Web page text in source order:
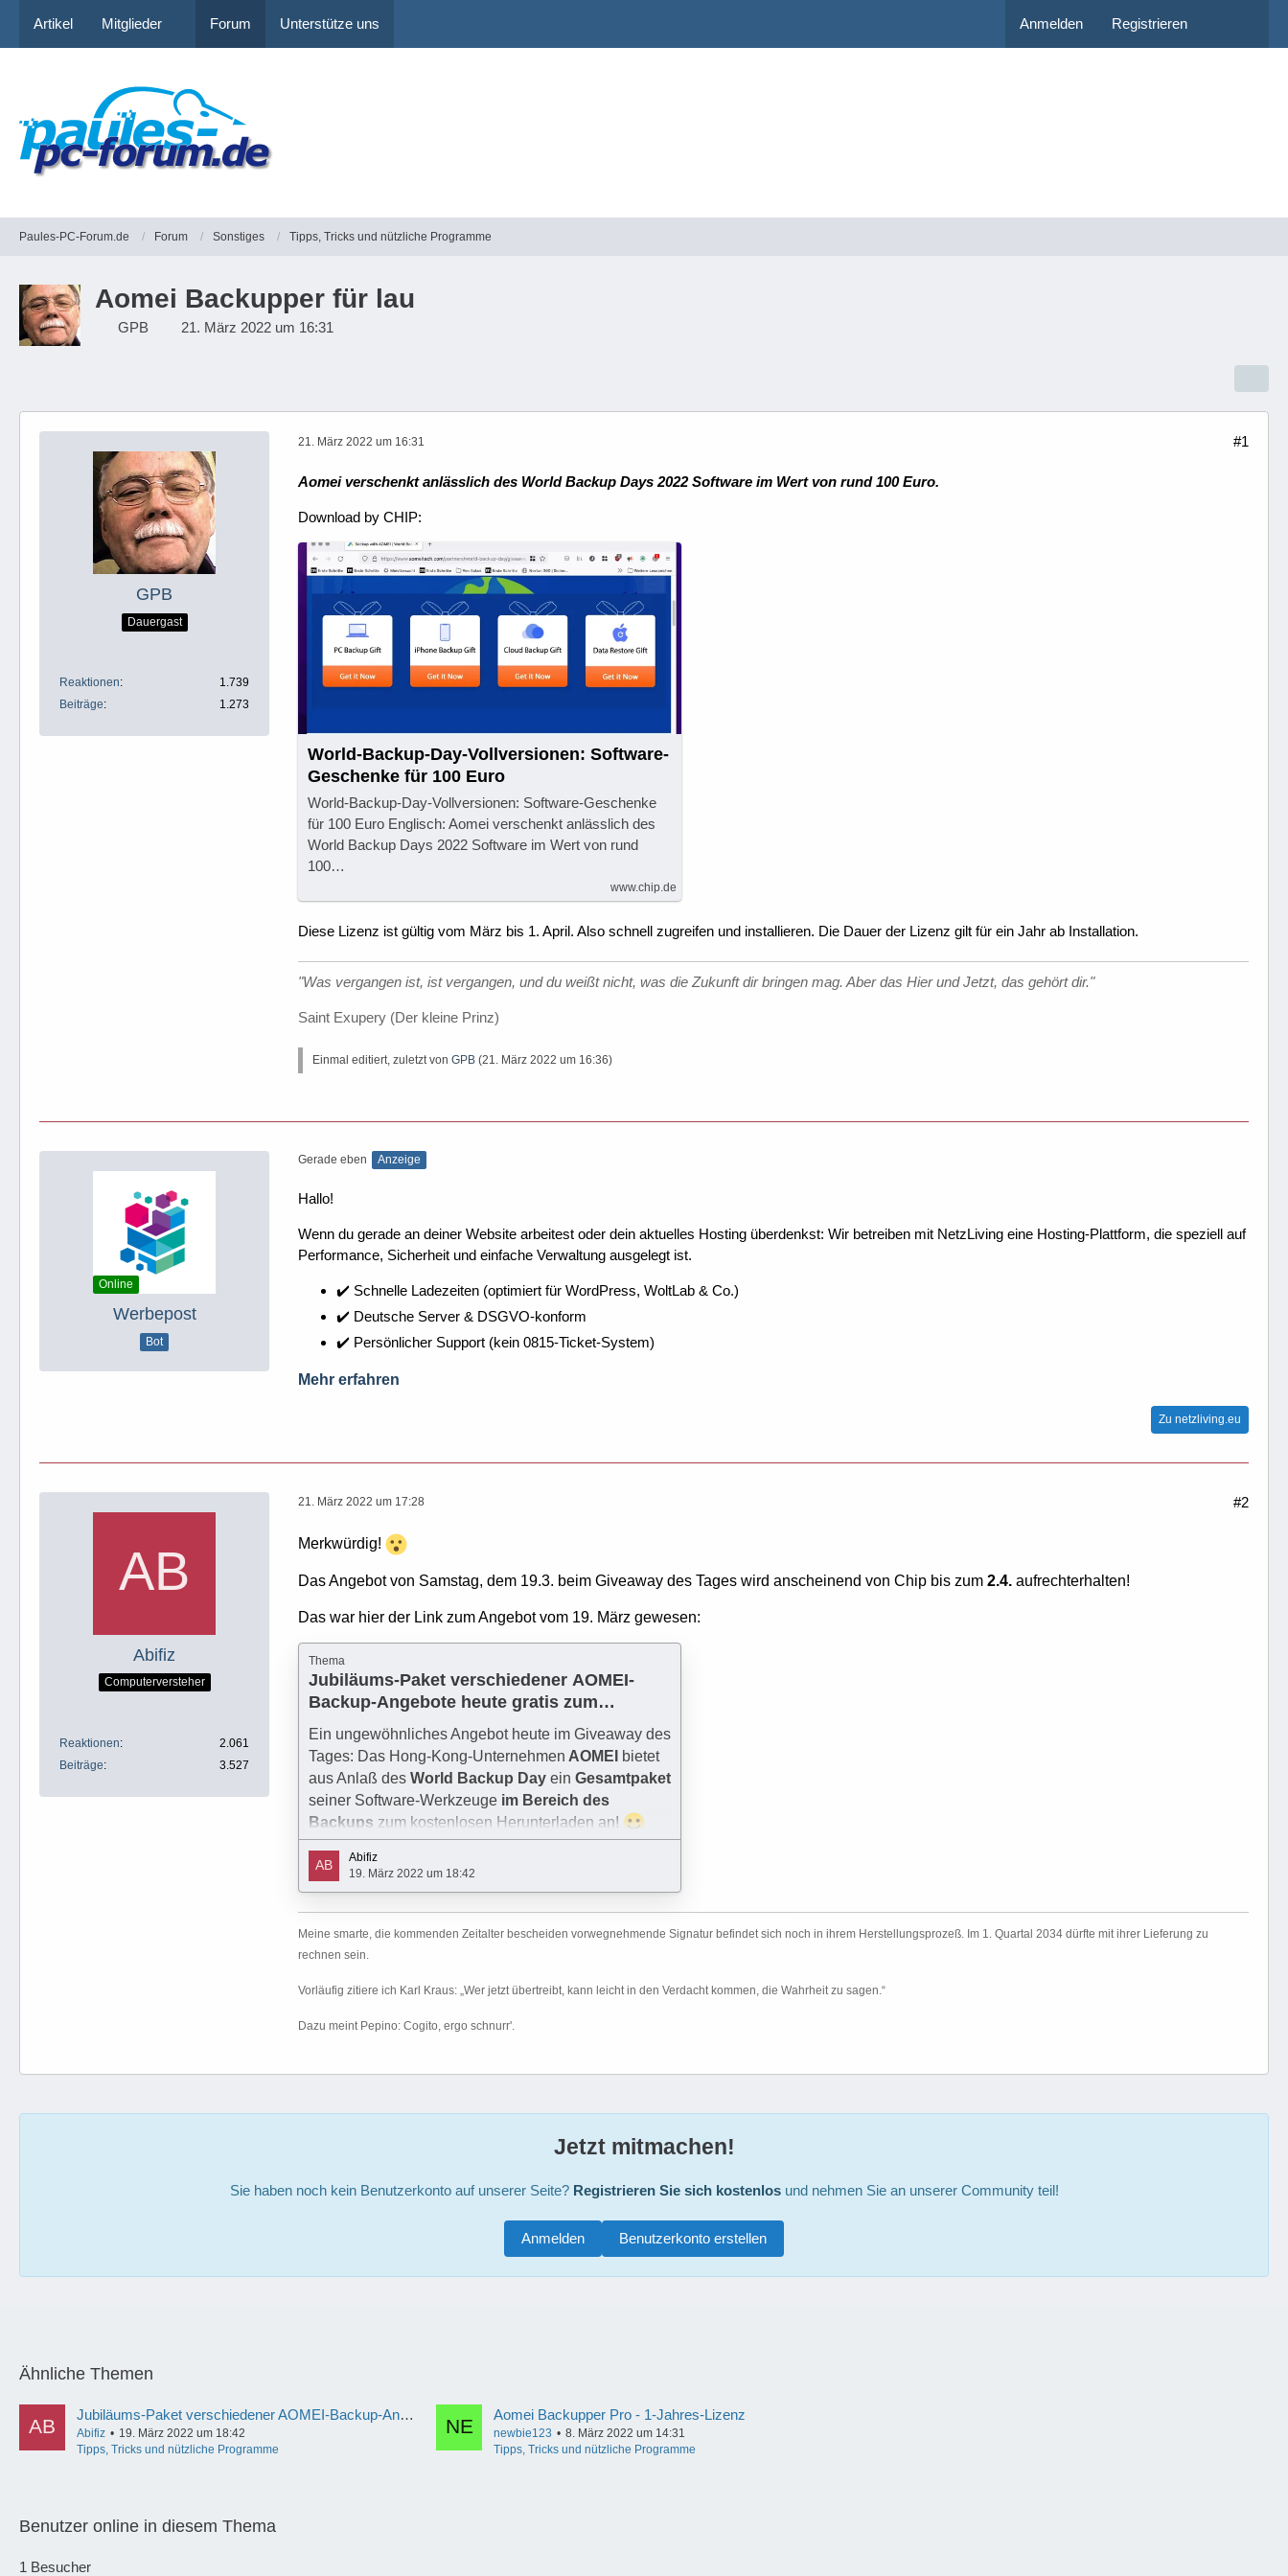
Artikel Mitglieder Forum Unterstütze uns Anmelden Registrieren
Paules-PC-Forum.de Forum Sonstiges Tipps, Tricks und nützliche Programme
Aomei Backupper für lau
GPB 21. März 2022 um 16:31
GPB
Dauergast
Reaktionen
1.739
Beiträge
1.273
21. März 2022 um 16:31 #1
Aomei verschenkt anlässlich des World Backup Days 2022 Software im Wert von rund 100 Euro.
Download by CHIP:
World-Backup-Day-Vollversionen: Software-
Geschenke für 100 Euro
World-Backup-Day-Vollversionen: Software-Geschenke
für 100 Euro Englisch: Aomei verschenkt anlässlich des
World Backup Days 2022 Software im Wert von rund
100…
www.chip.de
Diese Lizenz ist gültig vom März bis 1. April. Also schnell zugreifen und installieren. Die Dauer der Lizenz gilt für ein Jahr ab Installation.
"Was vergangen ist, ist vergangen, und du weißt nicht, was die Zukunft dir bringen mag. Aber das Hier und Jetzt, das gehört dir."
Saint Exupery (Der kleine Prinz)
Einmal editiert, zuletzt von GPB (21. März 2022 um 16:36)
Online
Werbepost
Bot
Gerade eben Anzeige
Hallo!
Wenn du gerade an deiner Website arbeitest oder dein aktuelles Hosting überdenkst: Wir betreiben mit NetzLiving eine Hosting-Plattform, die speziell auf
Performance, Sicherheit und einfache Verwaltung ausgelegt ist.
✔️ Schnelle Ladezeiten (optimiert für WordPress, WoltLab & Co.)
✔️ Deutsche Server & DSGVO-konform
✔️ Persönlicher Support (kein 0815-Ticket-System)
Mehr erfahren
Zu netzliving.eu
Abifiz
Computerversteher
Reaktionen
2.061
Beiträge
3.527
21. März 2022 um 17:28 #2
Merkwürdig!
Das Angebot von Samstag, dem 19.3. beim Giveaway des Tages wird anscheinend von Chip bis zum 2.4. aufrechterhalten!
Das war hier der Link zum Angebot vom 19. März gewesen:
Thema
Jubiläums-Paket verschiedener AOMEI-
Backup-Angebote heute gratis zum
Herunterladen!
Ein ungewöhnliches Angebot heute im Giveaway des
Tages: Das Hong-Kong-Unternehmen AOMEI
bietet
aus Anlaß des World Backup Day ein Gesamtpaket
seiner Software-Werkzeuge im Bereich des
Backups zum kostenlosen Herunterladen an!
Aus der dortigen Werbepräsentation:
"AOMEI Backupper Pro:($0,00 $39,95)
Allmächtige und zuverlässige Sicherungs-, Klon- und
Synchronisierungssoftware für Windows.Die beste
und eure Laufwerke zu sichern.
Abifiz
19. März 2022 um 18:42
Meine smarte, die kommenden Zeitalter bescheiden vorwegnehmende Signatur befindet sich noch in ihrem Herstellungsprozeß. Im 1. Quartal 2034 dürfte mit ihrer Lieferung zu
rechnen sein.
Vorläufig zitiere ich Karl Kraus: „Wer jetzt übertreibt, kann leicht in den Verdacht kommen, die Wahrheit zu sagen.“
Dazu meint Pepino: Cogito, ergo schnurr'.
Jetzt mitmachen!
Sie haben noch kein Benutzerkonto auf unserer Seite? Registrieren Sie sich kostenlosund nehmen Sie an unserer Community teil!
Benutzerkonto erstellen
Anmelden
Ähnliche Themen
Jubiläums-Paket verschiedener AOMEI-Backup-Angebote heute gratis zum Herunterladen!
Abifiz
19. März 2022 um 18:42
Tipps, Tricks und nützliche Programme
Aomei Backupper Pro - 1-Jahres-Lizenz
newbie123
8. März 2022 um 14:31
Tipps, Tricks und nützliche Programme
Benutzer online in diesem Thema
1 Besucher